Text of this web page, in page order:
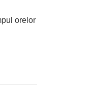
orelor